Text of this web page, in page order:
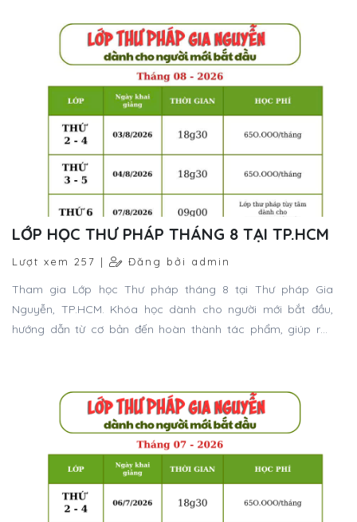
LỚP HỌC THƯ PHÁP THÁNG 8 TẠI TP.HCM
Lượt xem 257 | Đăng bởi admin
Tham gia Lớp học Thư pháp tháng 8 tại Thư pháp Gia
Nguyễn, TP.HCM. Khóa học dành cho người mới bắt đầu,
hướng dẫn từ cơ bản đến hoàn thành tác phẩm, giúp rèn